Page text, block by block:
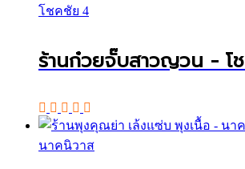
โชคชัย 4
ร้านก๋วยจั๊บสาวญวน - โ
นาคนิวาส